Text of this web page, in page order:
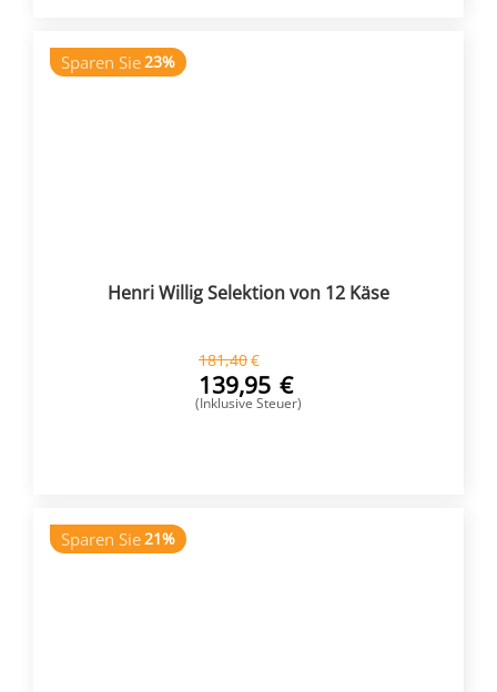
Sparen Sie23%
Henri Willig Selektion von 12 Käse
181,40€
139,95 €
(Inklusive Steuer)
Sparen Sie21%